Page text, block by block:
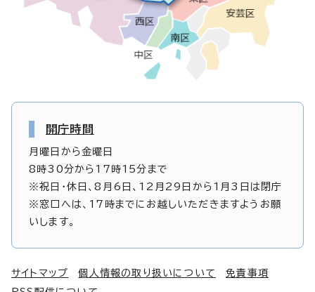
開庁時間
月曜日から金曜日
8時30分から17時15分まで
※祝日・休日、8月6日、12月29日から1月3日は閉庁
※窓口へは、17時までにお越しいただきますようお願
いします。
サイトマップ 個人情報の取り扱いについて
免責事項